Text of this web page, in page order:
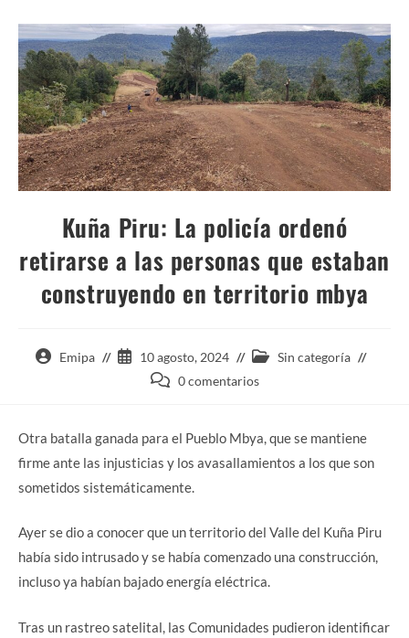
Kuña Piru: La policía ordenó
retirarse a las personas que estaban
construyendo en territorio mbya
AutorEmipa
Entrada
publicada:
10 agosto, 2024
CategoríaSin categoría
Comentarios
entrada:
0 comentarios
Otra batalla ganada para el Pueblo Mbya, que se mantiene
firme ante las injusticias y los avasallamientos a los que son
sometidos sistemáticamente.
Ayer se dio a conocer que un territorio del Valle del Kuña Piru
había sido intrusado y se había comenzado una construcción,
incluso ya habían bajado energía eléctrica.
Tras un rastreo satelital, las Comunidades pudieron identificar